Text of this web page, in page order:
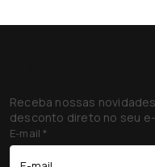
Receba nossas
desconto direto no seu
E-mail*